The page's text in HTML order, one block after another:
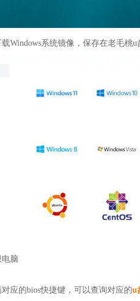
Windows系统镜像，保存在老毛桃u
脑
应的bios快捷键，可以查询对应的u